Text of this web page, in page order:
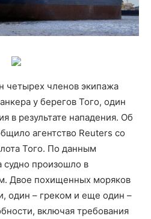
четырех членов экипажа
у берегов Того, один
в результате нападения. Об
агентство Reuters со
Того. По данным
судно произошло в
Двое похищенных моряков
один – греком и еще один –
включая требования